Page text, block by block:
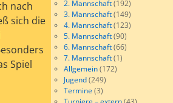
nach
sich die
Spiel
2. Mannschaft(192)
3. Mannschaft(149)
4. Mannschaft(123)
5. Mannschaft(90)
6. Mannschaft(66)
7. Mannschaft(1)
Allgemein(172)
Jugend(249)
Termine(3)